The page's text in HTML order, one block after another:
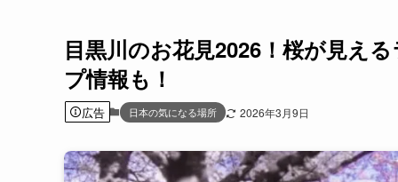
目黒川のお花見2026！桜が見え
プ情報も！
広告 日本の気になる場所 2026年3月9日